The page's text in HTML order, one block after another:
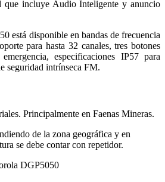
que incluye Audio Inteligente y anuncio
está disponible en bandas de frecuencia
para hasta 32 canales, tres botones
especificaciones IP57 para
seguridad intrínseca FM.
Principalmente en Faenas Mineras.
de la zona geográfica y en
se debe contar con repetidor.
DGP5050